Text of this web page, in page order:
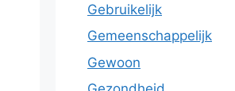
Gebruikelijk
Gemeenschappelijk
Gewoon